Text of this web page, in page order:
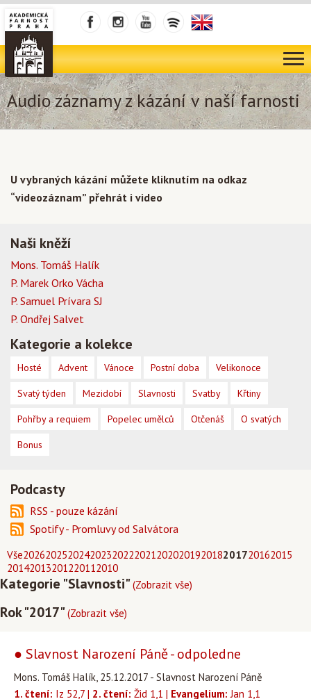
Audio záznamy z kázání v naší farnosti
Vše202620252024202320222021202020192018201720162015
20142013201220112010
Kategorie "Slavnosti"(Zobrazit vše)
Rok "2017"(Zobrazit vše)
● Slavnost Narození Páně - odpoledne
Mons. Tomáš Halík, 25.12.2017 - Slavnost Narození Páně
1. čtení: Iz 52,7 | 2. čtení: Žid 1,1 | Evangelium: Jan 1,1
U vybraných kázání můžete kliknutím na odkaz
“videozáznam” přehrát i video
Naši kněží
Mons. Tomáš Halík
P. Marek Orko Vácha
P. Samuel Prívara SJ
P. Ondřej Salvet
Kategorie a kolekce
Hosté Advent Vánoce Postní doba Velikonoce
Svatý týden Mezidobí Slavnosti Svatby Křtiny
Pohřby a requiem Popelec umělců Otčenáš O svatých
Bonus
Podcasty
RSS - pouze kázání
Spotify - Promluvy od Salvátora